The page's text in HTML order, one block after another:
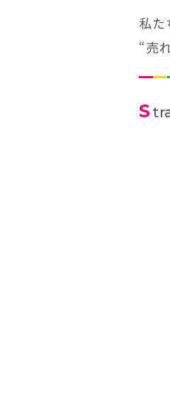
私
“売
S